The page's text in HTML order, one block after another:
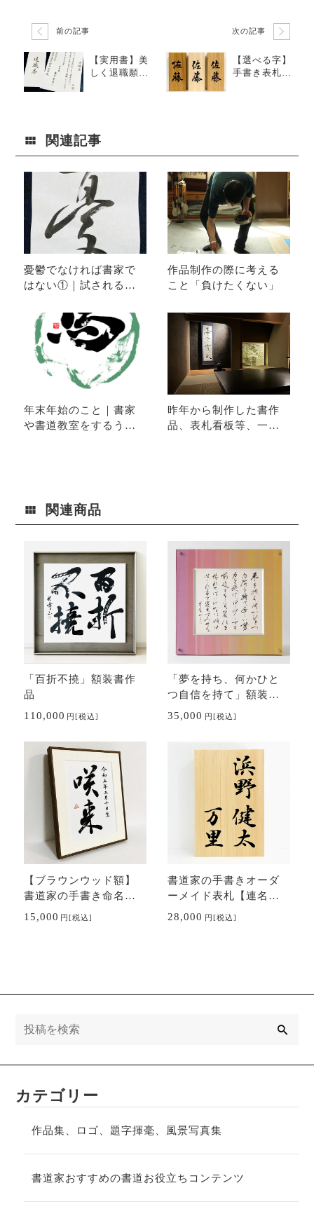
前の記事
【実用書】美
しく退職願・
次の記事
【選べる字】
手書き表札職
関連記事
憂鬱でなければ書家で
はない①｜試されるか
作品制作の際に考える
こと「負けたくない」
年末年始のこと｜書家
や書道教室をするうえ
昨年から制作した書作
品、表札看板等、一部
関連商品
「百折不撓」額装書作
品
110,000 円[税込]
「夢を持ち、何かひと
つ自信を持て」額装書
作品
35,000 円[税込]
【ブラウンウッド額】
書道家の手書き命名書
｜出産祝い、贈り物に
15,000 円[税込]
書道家の手書きオーダ
ーメイド表札【連名仕
様】
28,000 円[税込]
カテゴリー
作品集、ロゴ、題字揮毫、風景写真集
書道家おすすめの書道お役立ちコンテンツ